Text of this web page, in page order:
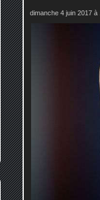
dimanche 4 juin 2017 à